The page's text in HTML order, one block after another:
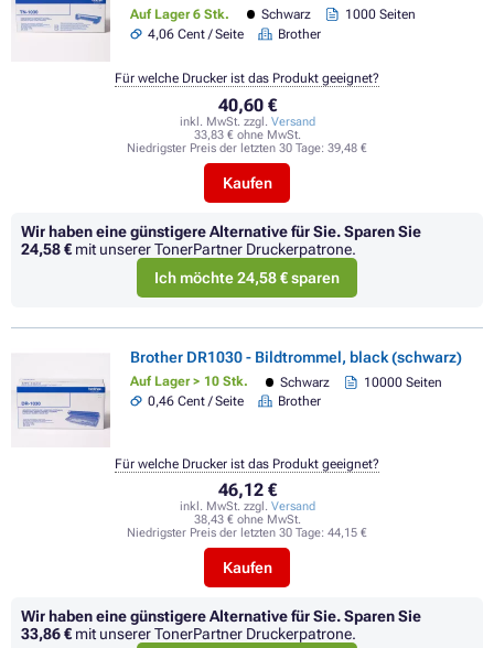
Auf Lager 6 Stk. Schwarz
1000 Seiten
4,06 Cent / Seite
Brother
40,60 €
inkl. MwSt. zzgl. Versand
33,83 € ohne MwSt.
Niedrigster Preis der letzten 30 Tage: 39,48 €
Kaufen
Für welche Drucker ist das Produkt geeignet?
Wir haben eine günstigere Alternative für Sie.Sparen Sie
24,58 € mit unserer TonerPartner Druckerpatrone.
Ich möchte 24,58 € sparen
Brother DR1030 - Bildtrommel, black (schwarz)
Auf Lager > 10 Stk. Schwarz
10000 Seiten
0,46 Cent / Seite
Brother
46,12 €
inkl. MwSt. zzgl. Versand
38,43 € ohne MwSt.
Niedrigster Preis der letzten 30 Tage: 44,15 €
Kaufen
Für welche Drucker ist das Produkt geeignet?
Wir haben eine günstigere Alternative für Sie.Sparen Sie
33,86 € mit unserer TonerPartner Druckerpatrone.